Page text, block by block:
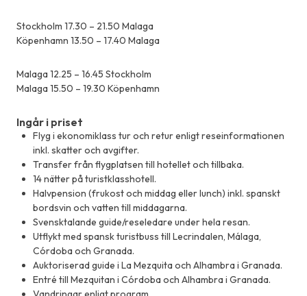
Stockholm 17.30 – 21.50 Malaga
Köpenhamn 13.50 – 17.40 Malaga
Malaga 12.25 – 16.45 Stockholm
Malaga 15.50 – 19.30 Köpenhamn
Ingår i priset
Flyg i ekonomiklass tur och retur enligt reseinformationen
inkl. skatter och avgifter.
Transfer från flygplatsen till hotellet och tillbaka.
14 nätter på turistklasshotell.
Halvpension (frukost och middag eller lunch) inkl. spanskt
bordsvin och vatten till middagarna.
Svensktalande guide/reseledare under hela resan.
Utflykt med spansk turistbuss till Lecrindalen, Málaga,
Córdoba och Granada.
Auktoriserad guide i La Mezquita och Alhambra i Granada.
Entré till Mezquitan i Córdoba och Alhambra i Granada.